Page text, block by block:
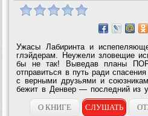
Ужасы Лабиринта и
глэйдерам. Неужели зловещие
бы не так! Выведав планы
отправиться в путь ради
с верными друзьями и
бежит в Денвер — последний из
надежде отыскать недостающие
которой зависит...
О КНИГЕ СЛУШАТЬ